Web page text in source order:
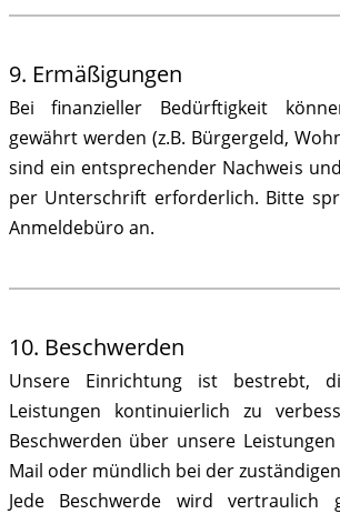
9. Ermäßigungen
Bei finanzieller Bedürftigkeit
gewährt werden (z.B. Bürgergeld,
sind ein entsprechender Nachweis
per Unterschrift erforderlich. Bitte
Anmeldebüro an.
10. Beschwerden
Unsere Einrichtung ist bestrebt,
Leistungen kontinuierlich zu
Beschwerden über unsere
Mail oder mündlich bei der
Jede Beschwerde wird